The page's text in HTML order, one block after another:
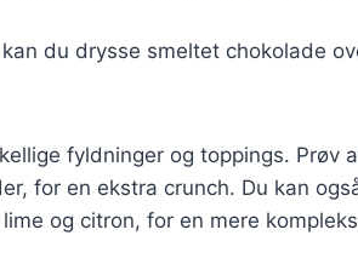
kan du drysse smeltet chokolade
fyldninger og toppings. Prøv
for en ekstra crunch. Du kan
og citron, for en mere